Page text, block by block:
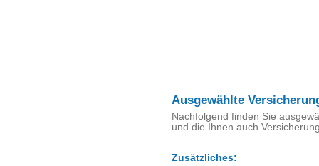
Ausgewählte
Nachfolgend finden Sie
und die Ihnen auch
Zusätzliches: